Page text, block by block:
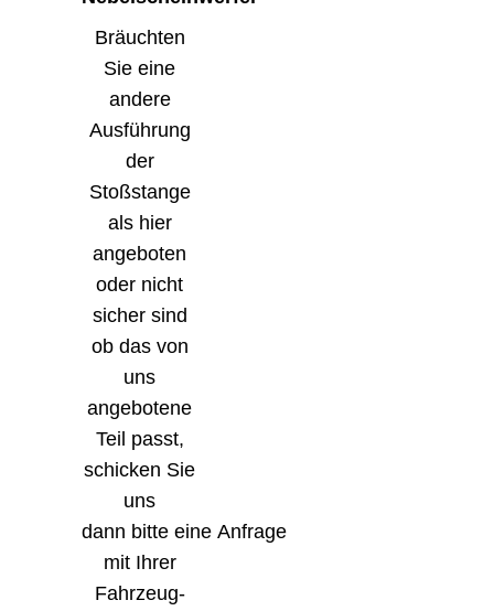
Bräuchten
Sie eine
andere
Ausführung
der
Stoßstange
als hier
angeboten
oder nicht
sicher sind
ob das von
uns
angebotene
Teil passt,
schicken Sie
uns
dann bitte eine Anfrage
mit Ihrer
Fahrzeug-